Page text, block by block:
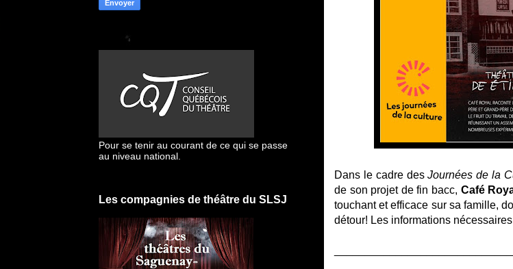
Dans le cadre desJournées de la
de son projet de fin bacc, Café
touchant et efficace sur sa famille,
détour! Les informations
Pour se tenir au courant de ce qui se passe
au niveau national.
Les compagnies de théâtre du SLSJ